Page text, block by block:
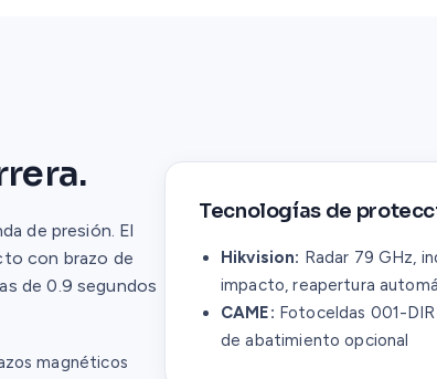
de presión. El
con brazo de
de 0.9 segundos
magnéticos
Tecnologías de
Hikvision: Radar 79 GHz,
impacto, reapertura
CAME: Fotoceldas 001-
de abatimiento opcional